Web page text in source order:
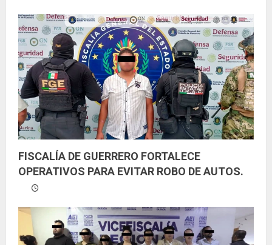
FISCALÍA DE GUERRERO FORTALECE
OPERATIVOS PARA EVITAR ROBO DE AUTOS.